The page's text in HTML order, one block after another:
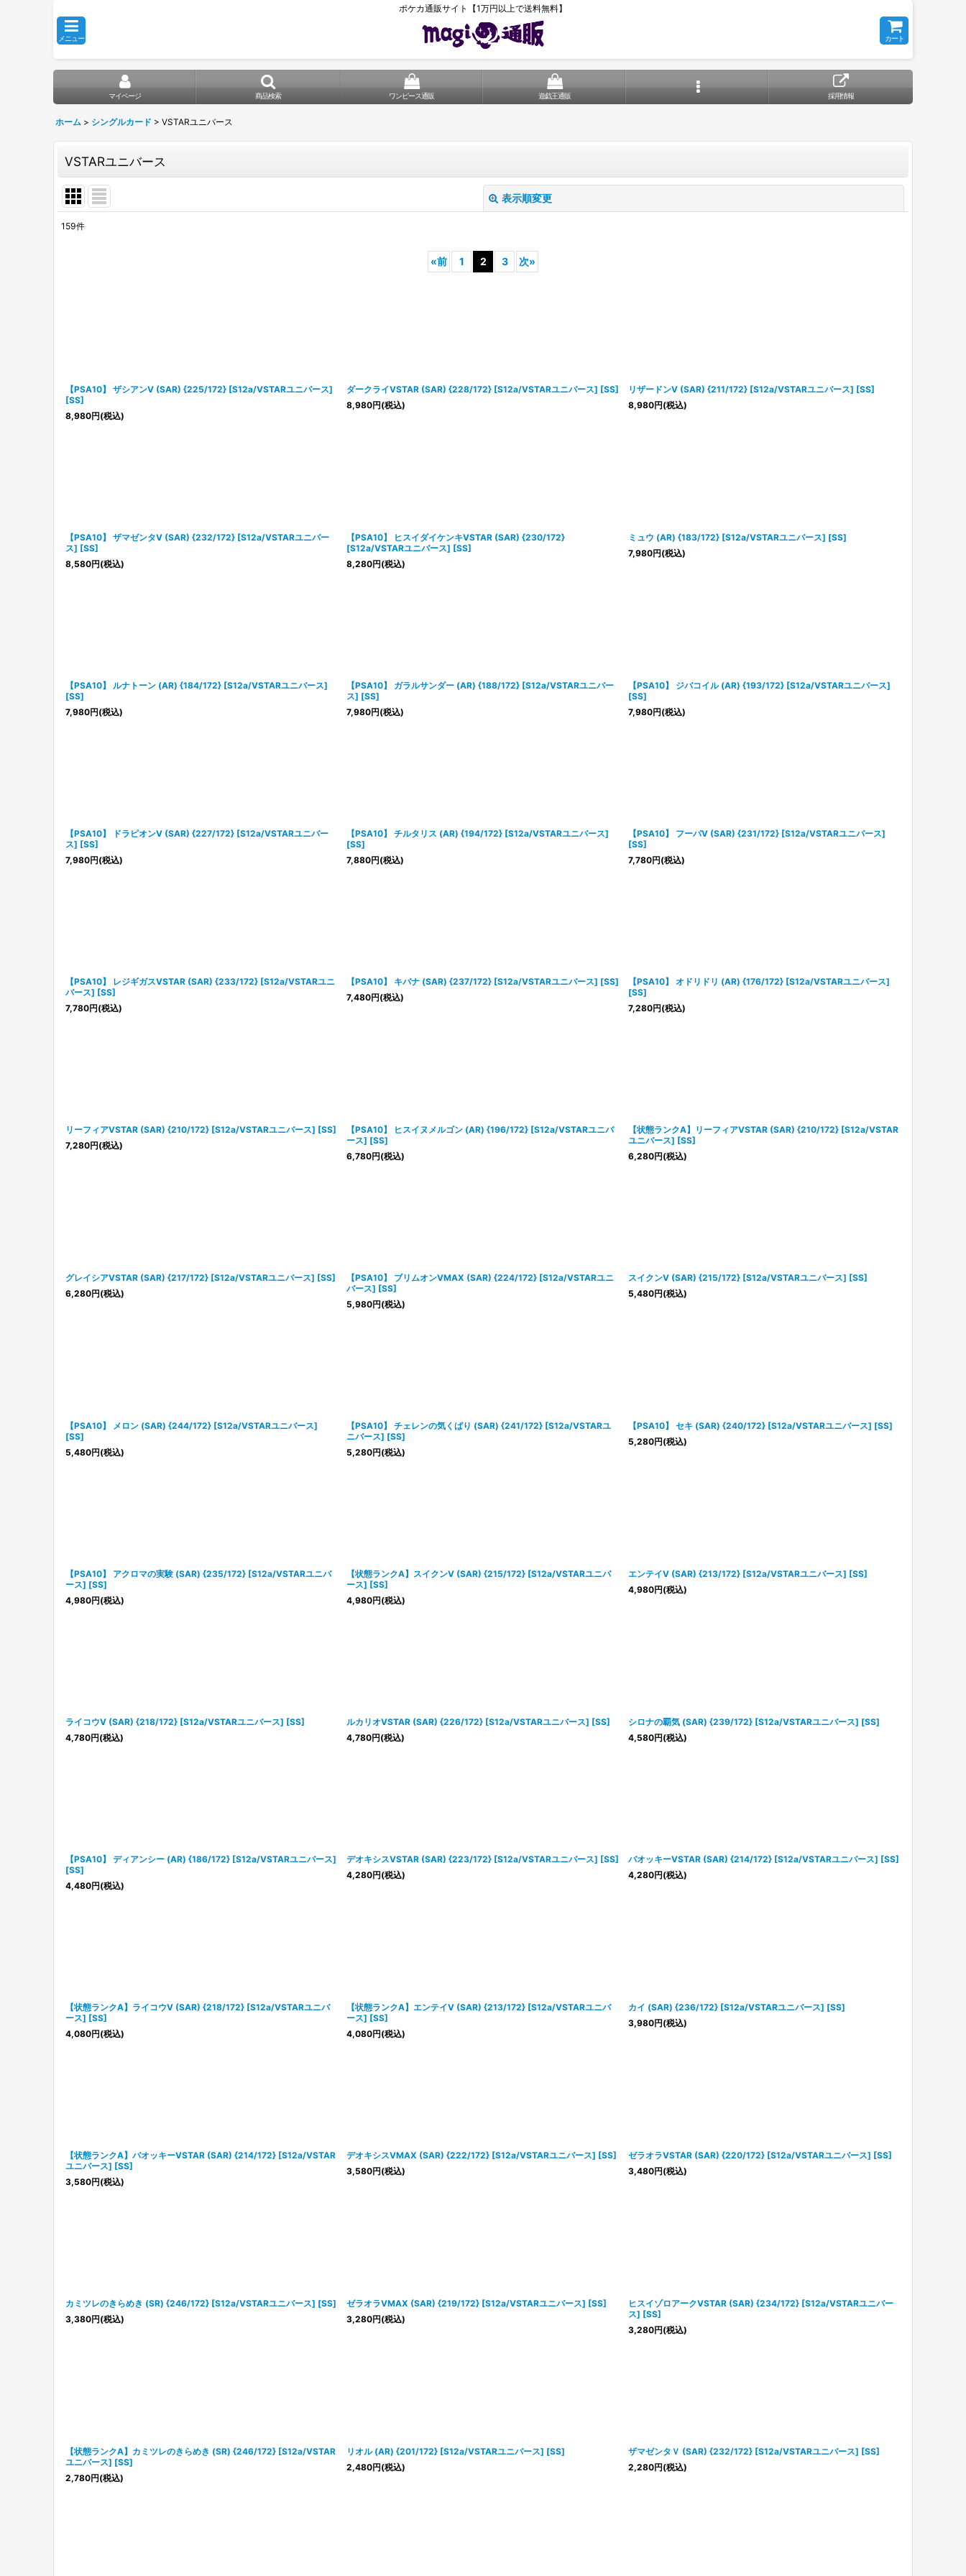
ポケカ通販サイト【1万円以上で送料無料】
メニュー カート
マイページ 商品検索 ワンピース通販 遊戯王通販 採用情報
ホーム > シングルカード > VSTARユニバース
VSTARユニバース
表示順変更
159件
«前 1 2 3 次»
【PSA10】 ザシアンV (SAR) {225/172} [S12a/VSTARユニバース]
[SS]
8,980円(税込)
ダークライVSTAR (SAR) {228/172} [S12a/VSTARユニバース] [SS]
8,980円(税込)
リザードンV (SAR) {211/172} [S12a/VSTARユニバース] [SS]
8,980円(税込)
【PSA10】 ザマゼンタV (SAR) {232/172} [S12a/VSTARユニバー
ス] [SS]
8,580円(税込)
【PSA10】 ヒスイダイケンキVSTAR (SAR) {230/172}
[S12a/VSTARユニバース] [SS]
8,280円(税込)
ミュウ (AR) {183/172} [S12a/VSTARユニバース] [SS]
7,980円(税込)
【PSA10】 ルナトーン (AR) {184/172} [S12a/VSTARユニバース]
[SS]
7,980円(税込)
【PSA10】 ガラルサンダー (AR) {188/172} [S12a/VSTARユニバー
ス] [SS]
7,980円(税込)
【PSA10】 ジバコイル (AR) {193/172} [S12a/VSTARユニバース]
[SS]
7,980円(税込)
【PSA10】 ドラピオンV (SAR) {227/172} [S12a/VSTARユニバー
ス] [SS]
7,980円(税込)
【PSA10】 チルタリス (AR) {194/172} [S12a/VSTARユニバース]
[SS]
7,880円(税込)
【PSA10】 フーパV (SAR) {231/172} [S12a/VSTARユニバース]
[SS]
7,780円(税込)
【PSA10】 レジギガスVSTAR (SAR) {233/172} [S12a/VSTARユニ
バース] [SS]
7,780円(税込)
【PSA10】 キバナ (SAR) {237/172} [S12a/VSTARユニバース] [SS]
7,480円(税込)
【PSA10】 オドリドリ (AR) {176/172} [S12a/VSTARユニバース]
[SS]
7,280円(税込)
リーフィアVSTAR (SAR) {210/172} [S12a/VSTARユニバース] [SS]
7,280円(税込)
【PSA10】 ヒスイヌメルゴン (AR) {196/172} [S12a/VSTARユニバ
ース] [SS]
6,780円(税込)
【状態ランクA】リーフィアVSTAR (SAR) {210/172} [S12a/VSTAR
ユニバース] [SS]
6,280円(税込)
グレイシアVSTAR (SAR) {217/172} [S12a/VSTARユニバース] [SS]
6,280円(税込)
【PSA10】 ブリムオンVMAX (SAR) {224/172} [S12a/VSTARユニ
バース] [SS]
5,980円(税込)
スイクンV (SAR) {215/172} [S12a/VSTARユニバース] [SS]
5,480円(税込)
【PSA10】 メロン (SAR) {244/172} [S12a/VSTARユニバース]
[SS]
5,480円(税込)
【PSA10】 チェレンの気くばり (SAR) {241/172} [S12a/VSTARユ
ニバース] [SS]
5,280円(税込)
【PSA10】 セキ (SAR) {240/172} [S12a/VSTARユニバース] [SS]
5,280円(税込)
【PSA10】 アクロマの実験 (SAR) {235/172} [S12a/VSTARユニバ
ース] [SS]
4,980円(税込)
【状態ランクA】スイクンV (SAR) {215/172} [S12a/VSTARユニバ
ース] [SS]
4,980円(税込)
エンテイV (SAR) {213/172} [S12a/VSTARユニバース] [SS]
4,980円(税込)
ライコウV (SAR) {218/172} [S12a/VSTARユニバース] [SS]
4,780円(税込)
ルカリオVSTAR (SAR) {226/172} [S12a/VSTARユニバース] [SS]
4,780円(税込)
シロナの覇気 (SAR) {239/172} [S12a/VSTARユニバース] [SS]
4,580円(税込)
【PSA10】 ディアンシー (AR) {186/172} [S12a/VSTARユニバース]
[SS]
4,480円(税込)
デオキシスVSTAR (SAR) {223/172} [S12a/VSTARユニバース] [SS]
4,280円(税込)
バオッキーVSTAR (SAR) {214/172} [S12a/VSTARユニバース] [SS]
4,280円(税込)
【状態ランクA】ライコウV (SAR) {218/172} [S12a/VSTARユニバ
ース] [SS]
4,080円(税込)
【状態ランクA】エンテイV (SAR) {213/172} [S12a/VSTARユニバ
ース] [SS]
4,080円(税込)
カイ (SAR) {236/172} [S12a/VSTARユニバース] [SS]
3,980円(税込)
【状態ランクA】バオッキーVSTAR (SAR) {214/172} [S12a/VSTAR
ユニバース] [SS]
3,580円(税込)
デオキシスVMAX (SAR) {222/172} [S12a/VSTARユニバース] [SS]
3,580円(税込)
ゼラオラVSTAR (SAR) {220/172} [S12a/VSTARユニバース] [SS]
3,480円(税込)
カミツレのきらめき (SR) {246/172} [S12a/VSTARユニバース] [SS]
3,380円(税込)
ゼラオラVMAX (SAR) {219/172} [S12a/VSTARユニバース] [SS]
3,280円(税込)
ヒスイゾロアークVSTAR (SAR) {234/172} [S12a/VSTARユニバー
ス] [SS]
3,280円(税込)
【状態ランクA】カミツレのきらめき (SR) {246/172} [S12a/VSTAR
ユニバース] [SS]
2,780円(税込)
リオル (AR) {201/172} [S12a/VSTARユニバース] [SS]
2,480円(税込)
ザマゼンタＶ (SAR) {232/172} [S12a/VSTARユニバース] [SS]
2,280円(税込)